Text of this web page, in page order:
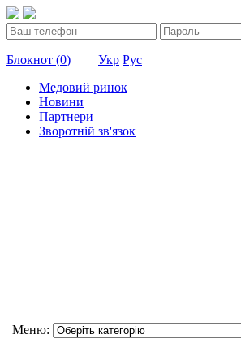
Блокнот (0) Укр Рус
Медовий ринок
Новини
Партнери
Зворотній зв'язок
Меню: